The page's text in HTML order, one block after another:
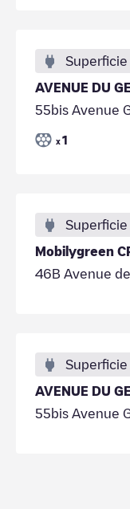
Superficie
AVENUE DU
55bis Avenue
x 1
Superficie
46B Avenue
Superficie
AVENUE DU
55bis Avenue